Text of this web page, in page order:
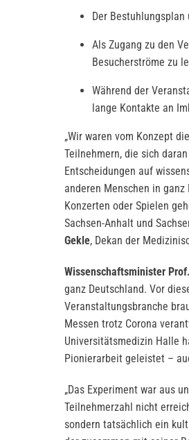
Der
Als Zugang zu den
Besucherströme zu
Während der
lange Kontakte an
„Wir waren vom Konzept
Teilnehmern, die sich
Entscheidungen auf
anderen Menschen in
Konzerten oder Spielen
Sachsen-Anhalt und
Gekle, Dekan der
Wissenschaftsminister
ganz Deutschland. Vor
Veranstaltungsbranche
Messen trotz Corona
Universitätsmedizin Halle
Pionierarbeit geleistet –
„Das Experiment war aus
Teilnehmerzahl nicht
sondern tatsächlich ein